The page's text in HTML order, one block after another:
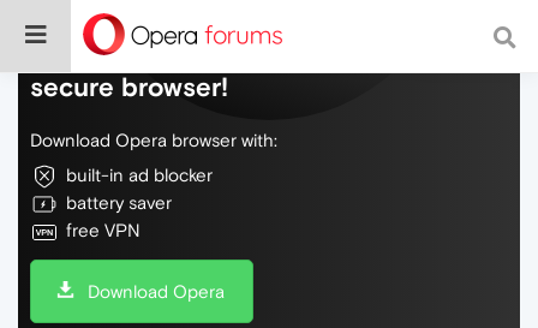
Do more on the web, with a fast and
secure browser!
Download Opera browser with:
built-in ad blocker
battery saver
free VPN
Download Opera